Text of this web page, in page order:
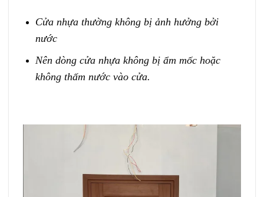
Cửa nhựa thường không bị ảnh hưởng bởi
nước
Nên dòng cửa nhựa không bị ẩm mốc hoặc
không thấm nước vào cửa.